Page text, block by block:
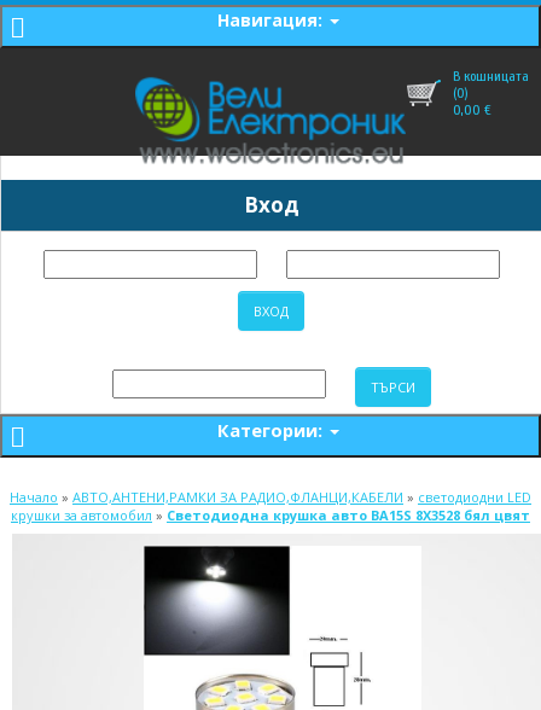
Навигация:
В кошницата
(0)
0,00 €
Вход
Категории:
Начало » АВТО,АНТЕНИ,РАМКИ ЗА РАДИО,ФЛАНЦИ,КАБЕЛИ » светодиодни LED
крушки за автомобил » Светодиодна крушка авто BA15S 8X3528 бял цвят